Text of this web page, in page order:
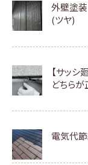
外壁塗
(ツヤ)
【サッシ
どちら
電気代節